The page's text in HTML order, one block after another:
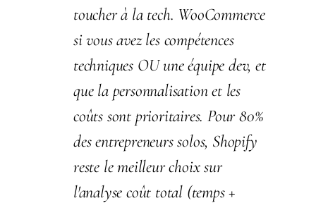
toucher à la tech. WooCommerce
si vous avez les compétences
techniques OU une équipe dev, et
que la personnalisation et les
coûts sont prioritaires. Pour 80%
des entrepreneurs solos, Shopify
reste le meilleur choix sur
l'analyse coût total (temps +